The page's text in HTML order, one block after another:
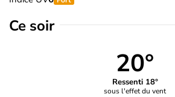
Ce soir
20°
Ressenti 18°
sous l'effet du vent